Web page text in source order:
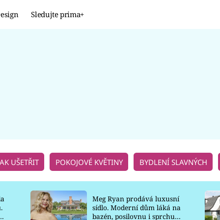
Sledujte prima+
UŠETŘIT POKOJOVÉ KVĚTINY BYDLENÍ SLAVNÝCH
Meg Ryan prodává luxusní
sídlo. Moderní dům láká na
bazén, posilovnu i sprchu